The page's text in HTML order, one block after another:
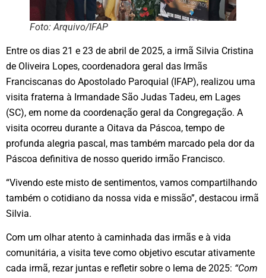
Foto: Arquivo/IFAP
Entre os dias 21 e 23 de abril de 2025, a irmã Silvia Cristina
de Oliveira Lopes, coordenadora geral das Irmãs
Franciscanas do Apostolado Paroquial (IFAP), realizou uma
visita fraterna à Irmandade São Judas Tadeu, em Lages
(SC), em nome da coordenação geral da Congregação. A
visita ocorreu durante a Oitava da Páscoa, tempo de
profunda alegria pascal, mas também marcado pela dor da
Páscoa definitiva de nosso querido irmão Francisco.
“Vivendo este misto de sentimentos, vamos compartilhando
também o cotidiano da nossa vida e missão”, destacou irmã
Silvia.
Com um olhar atento à caminhada das irmãs e à vida
comunitária, a visita teve como objetivo escutar ativamente
cada irmã, rezar juntas e refletir sobre o lema de 2025: “Com